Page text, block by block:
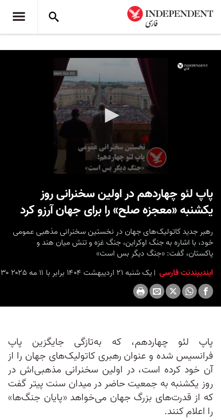
minute,
پاپ لئو چهاردهم در اولین سخنرانی روز
یکشنبه «معجزه صلح» را برای جهان آرزو کرد
رهبر جدید کاتولیک‌های جهان در نخستین سخنرانی مذهبی عمومی
خود، با اشاره به جنگ اوکراین، جنگ غزه و تنش میان هند و
پاکستان، گفت: «جنگ دیگر بس است»
ایندیپندنت فارسی یک شنبه ۲۱ اردیبهشت ۱۴۰۴ برابر با ۱۱ مه ۲۰۲۵ ۱۶:۳۰
پاپ لئو چهاردهم، که به‌تازگی جایگزین پاپ
فرانسیس شده و عنوان رهبری کاتولیک‌های جهان را از
آن خود کرده است، در اولین سخنرانی مذهبی‌اش در
روز یکشنبه به جمعیت حاضر در میدان سنت پیتر گفت
که از قدرت‌های بزرگ جهان می‌خواهد «پایان جنگ‌ها»
را اعلام کنند.